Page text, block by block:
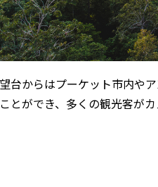
台からはプーケット市内や
とができ、多くの観光客がカ